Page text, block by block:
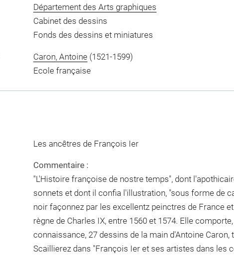
Département des Arts graphiques
Cabinet des dessins
Fonds des dessins et miniatures
Caron, Antoine(1521-1599)
Ecole française
Les ancêtres de François Ier
Commentaire :
"L'Histoire françoise de nostre temps", dont
sonnets et dont il confia l'illustration, "sous forme de
noir façonnez par les excellentz peinctres de France
règne de Charles IX, entre 1560 et 1574. Elle
connaissance, 27 dessins de la main d'Antoine Caron,
Scaillierez dans "François Ier et ses artistes dans les